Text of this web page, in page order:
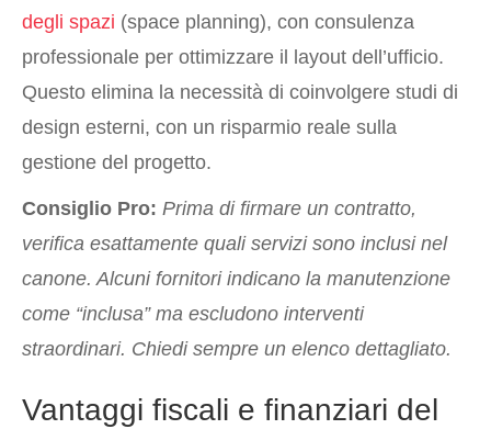
degli spazi (space planning), con consulenza
professionale per ottimizzare il layout dell’ufficio.
Questo elimina la necessità di coinvolgere studi di
design esterni, con un risparmio reale sulla
gestione del progetto.
Consiglio Pro: Prima di firmare un contratto,
verifica esattamente quali servizi sono inclusi nel
canone. Alcuni fornitori indicano la manutenzione
come “inclusa” ma escludono interventi
straordinari. Chiedi sempre un elenco dettagliato.
Vantaggi fiscali e finanziari del